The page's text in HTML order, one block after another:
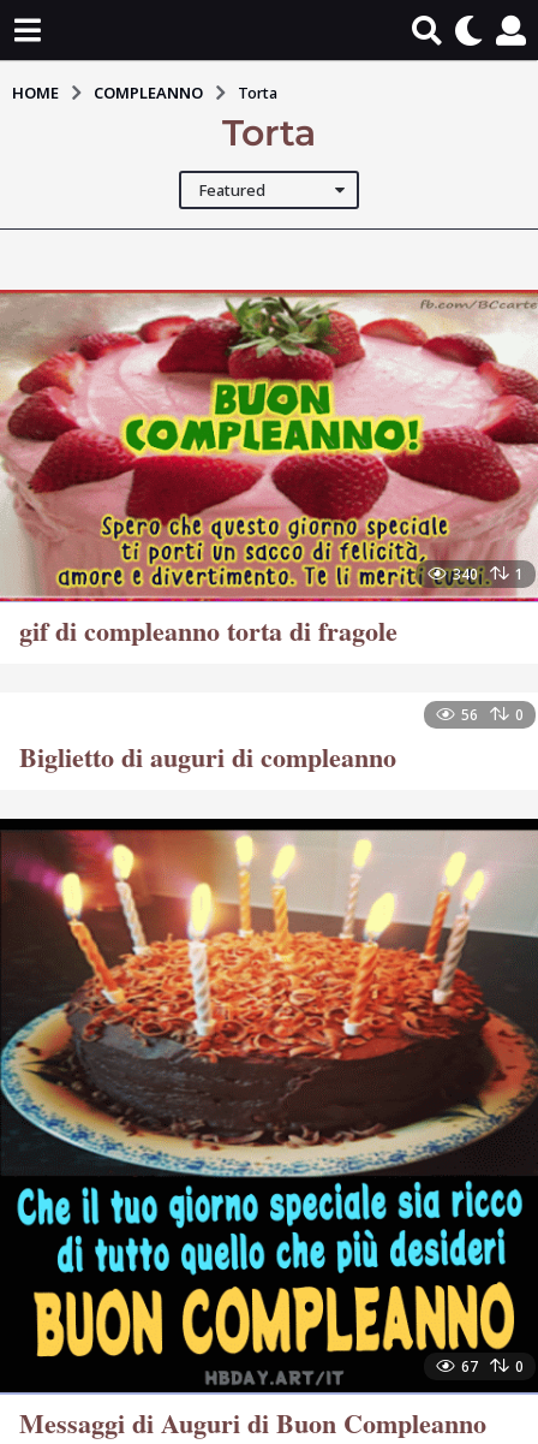
HOME COMPLEANNO Torta
Torta
Featured
340 1
gif di compleanno torta di fragole
56 0
Biglietto di auguri di compleanno
67 0
Messaggi di Auguri di Buon Compleanno